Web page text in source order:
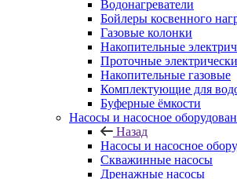
Водонагреватели
Бойлеры косвенного
Газовые колонки
Накопительные
Проточные
Накопительные газовые
Комплектующие для
Буферные ёмкости
Насосы и насосное
Назад
Насосы и насосное
Скважинные насосы
Дренажные насосы